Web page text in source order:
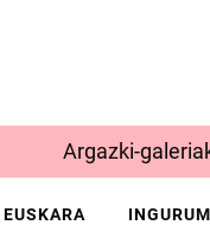
Argazki-
EUSKARA